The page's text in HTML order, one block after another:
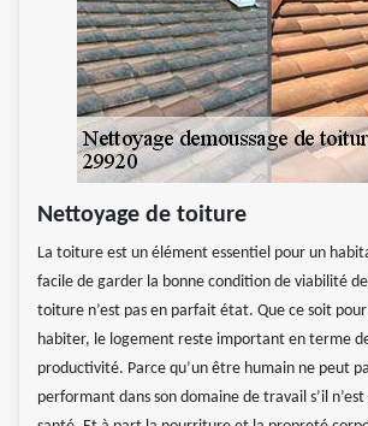
Nettoyage de toiture
La toiture est un élément essentiel pour un
facile de garder la bonne condition de viabilité
toiture n’est pas en parfait état. Que ce soit
habiter, le logement reste important en terme
productivité. Parce qu’un être humain ne peut
performant dans son domaine de travail s’il